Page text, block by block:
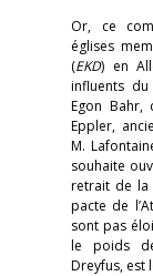
Or, ce
églises
(EKD) en
influents
Egon Bahr,
Eppler,
M.
souhaite
retrait de la
pacte de
sont pas
le poids
Dreyfus, est